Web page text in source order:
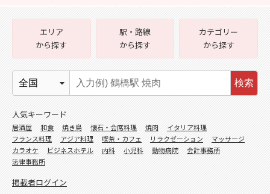
エリア
から探す
駅・路線
から探す
カテゴリー
から探す
検索
人気キーワード
居酒屋 和食 焼き鳥 懐石・会席料理 焼肉
イタリア料理
フランス料理
アジア料理 喫茶・カフェ リラクゼーション
マッサージ
カラオケ
ビジネスホテル 内科 小児科 動物病院
会計事務所
法律事務所
掲載者ログイン